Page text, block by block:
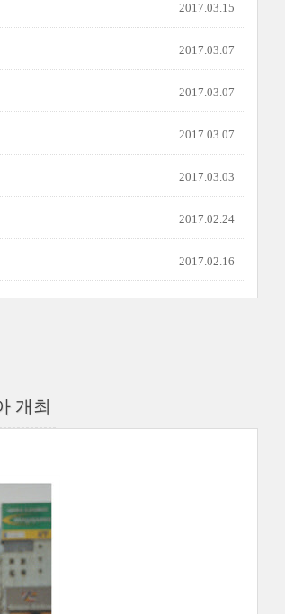
2017.03.15
2017.03.07
2017.03.07
2017.03.07
2017.03.03
2017.02.24
2017.02.16
개최